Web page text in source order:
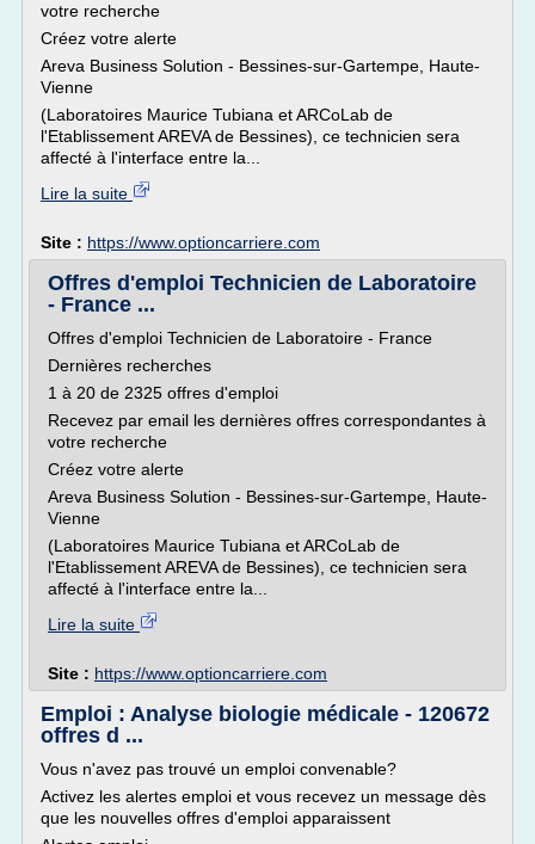
votre recherche
Créez votre alerte
Areva Business Solution - Bessines-sur-Gartempe, Haute-
Vienne
(Laboratoires Maurice Tubiana et ARCoLab de
l'Etablissement AREVA de Bessines), ce technicien sera
affecté à l'interface entre la...
Lire la suite
Site : https://www.optioncarriere.com
Offres d'emploi Technicien de Laboratoire
- France ...
Offres d'emploi Technicien de Laboratoire - France
Dernières recherches
1 à 20 de 2325 offres d'emploi
Recevez par email les dernières offres correspondantes à
votre recherche
Créez votre alerte
Areva Business Solution - Bessines-sur-Gartempe, Haute-
Vienne
(Laboratoires Maurice Tubiana et ARCoLab de
l'Etablissement AREVA de Bessines), ce technicien sera
affecté à l'interface entre la...
Lire la suite
Site : https://www.optioncarriere.com
Emploi : Analyse biologie médicale - 120672
offres d ...
Vous n'avez pas trouvé un emploi convenable?
Activez les alertes emploi et vous recevez un message dès
que les nouvelles offres d'emploi apparaissent